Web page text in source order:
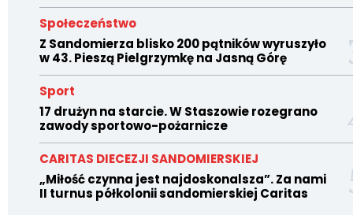
Społeczeństwo
Z Sandomierza blisko 200 pątników wyruszyło
w 43. Pieszą Pielgrzymkę na Jasną Górę
Sport
17 drużyn na starcie. W Staszowie rozegrano
zawody sportowo-pożarnicze
CARITAS DIECEZJI SANDOMIERSKIEJ
„Miłość czynna jest najdoskonalsza”. Za nami
II turnus półkolonii sandomierskiej Caritas